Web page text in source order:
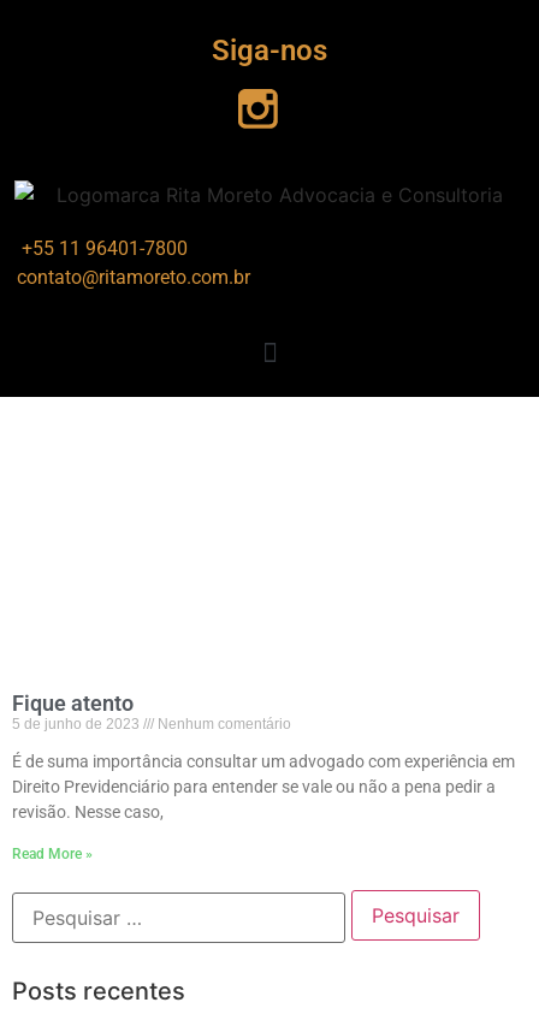
Siga-nos
+55 11 96401-7800
contato@ritamoreto.com.br
Fique atento
5 de junho de 2023 Nenhum comentário
É de suma importância consultar um advogado com experiência em
Direito Previdenciário para entender se vale ou não a pena pedir a
revisão. Nesse caso,
Read More »
Posts recentes